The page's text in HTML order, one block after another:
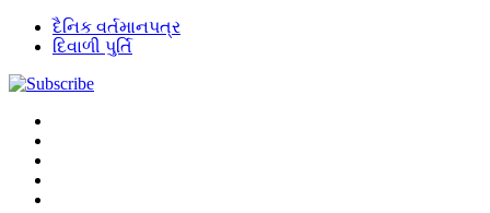
દૈનિક વર્તમાનપત્ર
દિવાળી પુર્તિ